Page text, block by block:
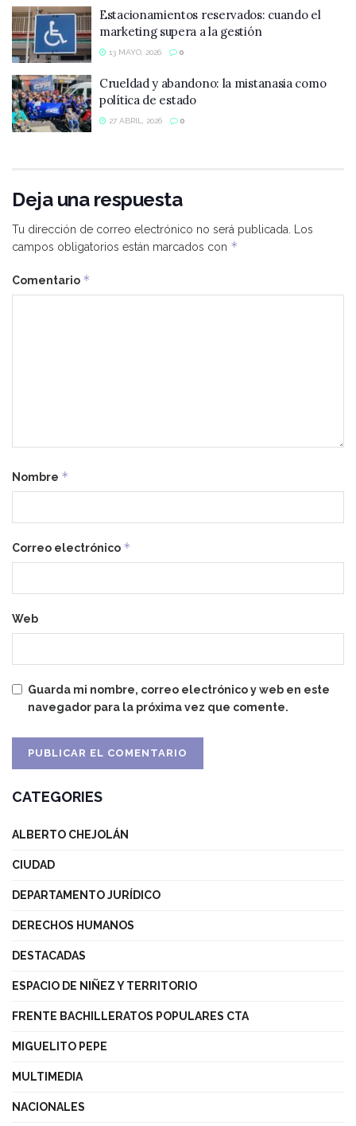
Estacionamientos reservados: cuando el
marketing supera a la gestión
13 MAYO, 2026 0
Crueldad y abandono: la mistanasia como
política de estado
27 ABRIL, 2026 0
Deja una respuesta
Tu dirección de correo electrónico no será publicada. Los
campos obligatorios están marcados con *
Comentario *
Nombre *
Correo electrónico *
Web
Guarda mi nombre, correo electrónico y web en este
navegador para la próxima vez que comente.
CATEGORIES
ALBERTO CHEJOLÁN
CIUDAD
DEPARTAMENTO JURÍDICO
DERECHOS HUMANOS
DESTACADAS
ESPACIO DE NIÑEZ Y TERRITORIO
FRENTE BACHILLERATOS POPULARES CTA
MIGUELITO PEPE
MULTIMEDIA
NACIONALES